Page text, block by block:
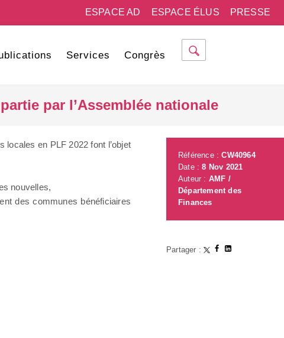
PRESSE
ESPACE ÉLUS
ESPACE AD
Services Congrès
par l’Assemblée nationale
en PLF 2022 font l’objet
nouvelles,
des communes bénéficiaires
Référence :CW40964
Date :8 Nov 2021
Auteur : AMF /
Département des
Finances
Partager :